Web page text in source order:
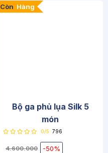
Còn Hàng
Bộ ga phủ lụa Silk 5
món
0/5 796
4.600.000 -50%